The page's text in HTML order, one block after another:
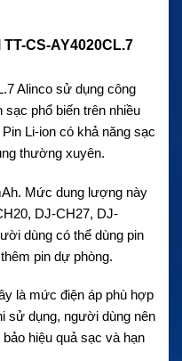
CS-AY4020CL.7
Alinco sử dụng công
sạc phổ biến trên nhiều
Li-ion có khả năng sạc
thường xuyên.
Mức dung lượng này
DJ-CH27, DJ-
dùng có thể dùng pin
pin dự phòng.
là mức điện áp phù hợp
sử dụng, người dùng nên
hiệu quả sạc và hạn